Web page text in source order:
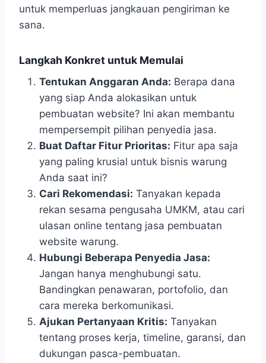
untuk memperluas jangkauan pengiriman ke
sana.
Langkah Konkret untuk Memulai
Tentukan Anggaran Anda: Berapa dana
yang siap Anda alokasikan untuk
pembuatan website? Ini akan membantu
mempersempit pilihan penyedia jasa.
Buat Daftar Fitur Prioritas: Fitur apa saja
yang paling krusial untuk bisnis warung
Anda saat ini?
Cari Rekomendasi: Tanyakan kepada
rekan sesama pengusaha UMKM, atau cari
ulasan online tentang jasa pembuatan
website warung.
Hubungi Beberapa Penyedia Jasa:
Jangan hanya menghubungi satu.
Bandingkan penawaran, portofolio, dan
cara mereka berkomunikasi.
Ajukan Pertanyaan Kritis: Tanyakan
tentang proses kerja, timeline, garansi, dan
dukungan pasca-pembuatan.